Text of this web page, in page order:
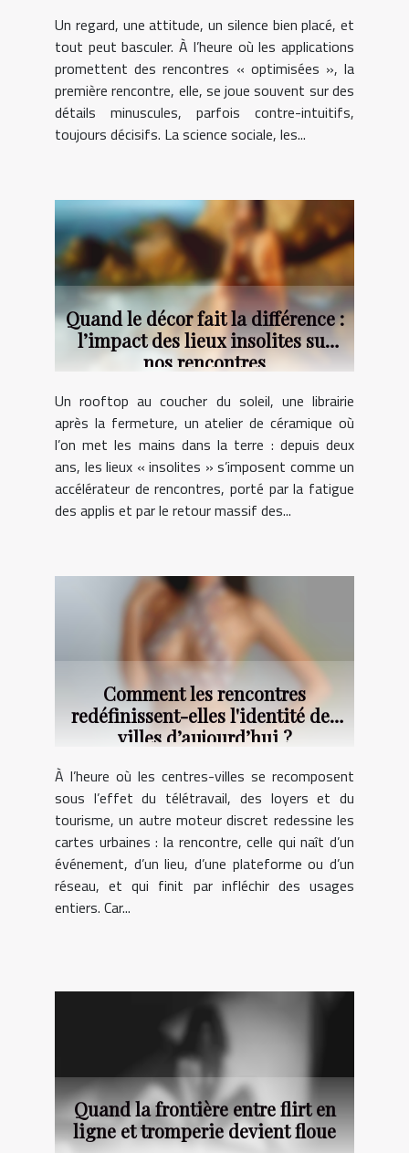
Un regard, une attitude, un silence bien placé, et
tout peut basculer. À l’heure où les applications
promettent des rencontres « optimisées », la
première rencontre, elle, se joue souvent sur des
détails minuscules, parfois contre-intuitifs,
toujours décisifs. La science sociale, les...
Quand le décor fait la différence :
l’impact des lieux insolites sur
nos rencontres
Un rooftop au coucher du soleil, une librairie
après la fermeture, un atelier de céramique où
l’on met les mains dans la terre : depuis deux
ans, les lieux « insolites » s’imposent comme un
accélérateur de rencontres, porté par la fatigue
des applis et par le retour massif des...
Comment les rencontres
redéfinissent-elles l'identité des
villes d’aujourd’hui ?
À l’heure où les centres-villes se recomposent
sous l’effet du télétravail, des loyers et du
tourisme, un autre moteur discret redessine les
cartes urbaines : la rencontre, celle qui naît d’un
événement, d’un lieu, d’une plateforme ou d’un
réseau, et qui finit par infléchir des usages
entiers. Car...
Quand la frontière entre flirt en
ligne et tromperie devient floue